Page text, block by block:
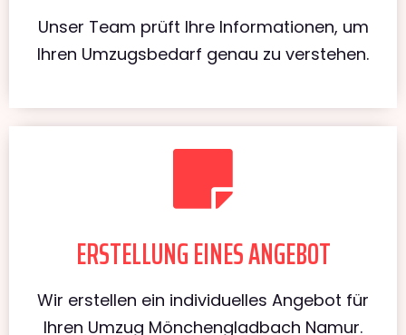
Unser Team prüft Ihre Informationen, um
Ihren Umzugsbedarf genau zu verstehen.
ERSTELLUNG EINES ANGEBOT
Wir erstellen ein individuelles Angebot für
Ihren Umzug Mönchengladbach Namur.